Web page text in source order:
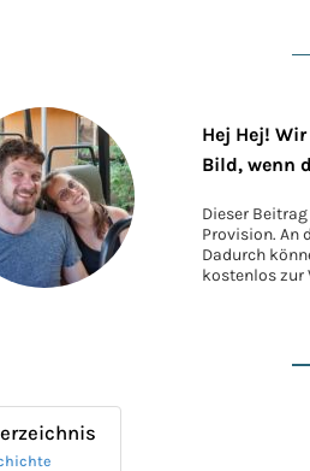
Hej Hej!
Bild, wenn
Dieser
Provision. An
Dadurch
kostenlos zur